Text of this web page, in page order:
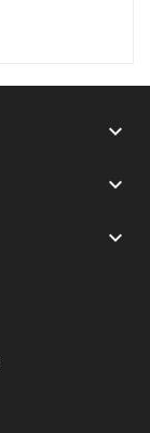


